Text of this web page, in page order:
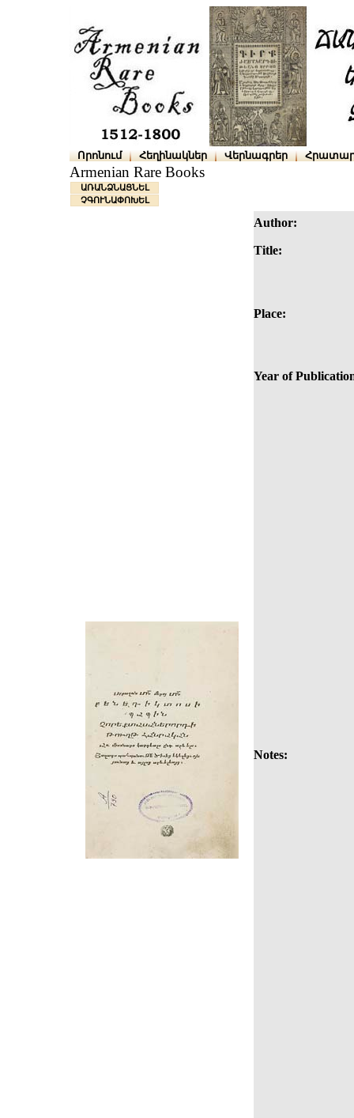
Որոնում Հեղինակներ Վերնագրեր
Armenian Rare Books
ԱՌԱՆՁՆԱՑՆԵԼ
ՉԳՈՒՆԱՓՈԽԵԼ
Author:
Title:
Place:
Year of
Notes: